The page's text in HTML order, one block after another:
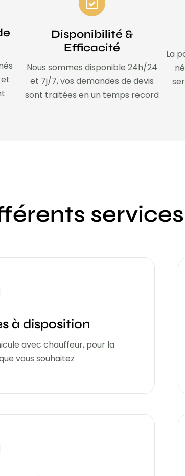
Disponibilité &
Efficacité
Nous sommes disponible 24h/24
et 7j/7, vos demandes de devis
sont traitées en un temps record
La
services
à disposition
avec chauffeur, pour la
vous souhaitez